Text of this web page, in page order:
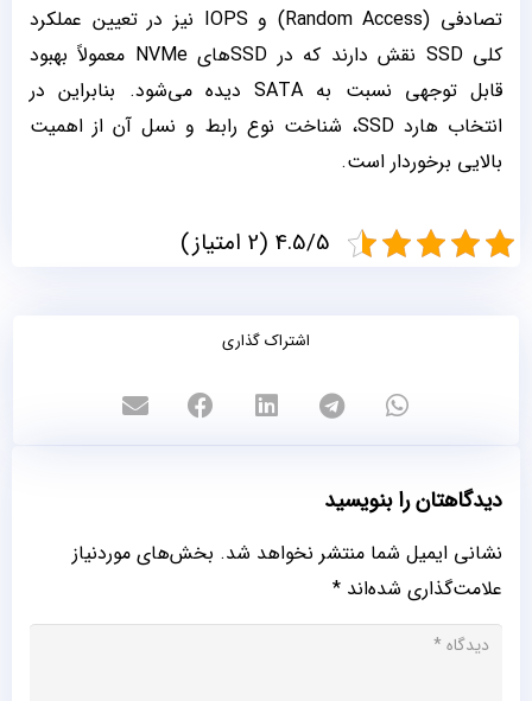
تصادفی (Random Access) و IOPS نیز در تعیین عملکرد
کلی SSD نقش دارند که در SSDهای NVMe معمولاً بهبود
قابل توجهی نسبت به SATA دیده می‌شود. بنابراین در
انتخاب هارد SSD، شناخت نوع رابط و نسل آن از اهمیت
بالایی برخوردار است.
4.5/5 (2 امتیاز)
اشتراک گذاری
دیدگاهتان را بنویسید
نشانی ایمیل شما منتشر نخواهد شد. بخش‌های موردنیاز
علامت‌گذاری شده‌اند *